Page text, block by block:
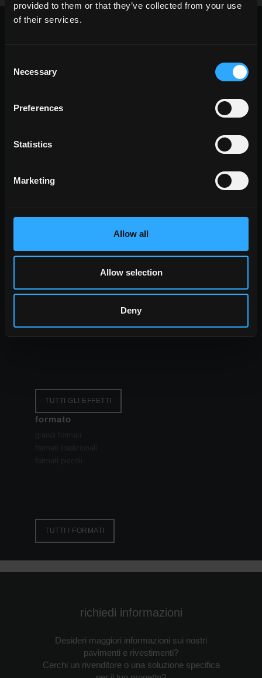
provided to them or that they’ve collected from your use
of their services.
Selection
Necessary
Preferences
Statistics
Marketing
Allow all
Allow selection
Deny
indoor
dining
soggiorno
TUTTI GLI AMBIENTI
look
TUTTI GLI EFFETTI
formato
TUTTI I FORMATI
richiedi informazioni
Desideri maggiori informazioni sui nostri
pavimenti e rivestimenti?
Cerchi un rivenditore o una soluzione specifica